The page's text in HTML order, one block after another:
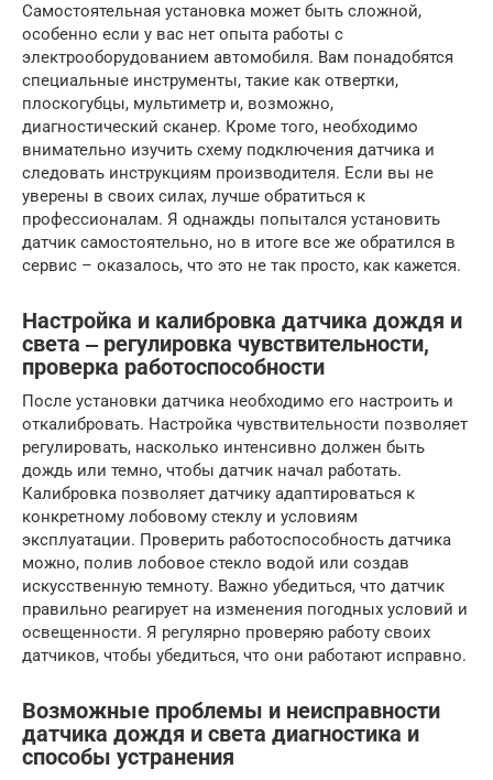
Самостоятельная установка может быть сложной,
особенно если у вас нет опыта работы с
электрооборудованием автомобиля. Вам понадобятся
специальные инструменты, такие как отвертки,
плоскогубцы, мультиметр и, возможно,
диагностический сканер. Кроме того, необходимо
внимательно изучить схему подключения датчика и
следовать инструкциям производителя. Если вы не
уверены в своих силах, лучше обратиться к
профессионалам. Я однажды попытался установить
датчик самостоятельно, но в итоге все же обратился в
сервис – оказалось, что это не так просто, как кажется.
Настройка и калибровка датчика дождя и
света ‒ регулировка чувствительности,
проверка работоспособности
После установки датчика необходимо его настроить и
откалибровать. Настройка чувствительности позволяет
регулировать, насколько интенсивно должен быть
дождь или темно, чтобы датчик начал работать.
Калибровка позволяет датчику адаптироваться к
конкретному лобовому стеклу и условиям
эксплуатации. Проверить работоспособность датчика
можно, полив лобовое стекло водой или создав
искусственную темноту. Важно убедиться, что датчик
правильно реагирует на изменения погодных условий и
освещенности. Я регулярно проверяю работу своих
датчиков, чтобы убедиться, что они работают исправно.
Возможные проблемы и неисправности
датчика дождя и света диагностика и
способы устранения